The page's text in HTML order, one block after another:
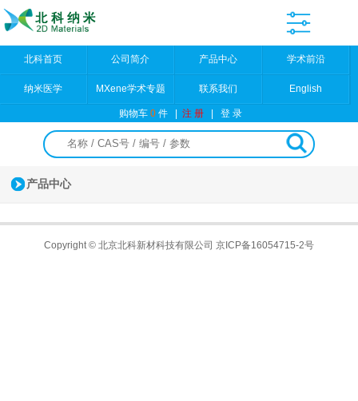
北科首页 公司简介 产品中心 学术前沿
纳米医学 MXene学术专题 联系我们 English
购物车0件 |注 册 |登 录
产品中心
Copyright © 北京北科新材科技有限公司 京ICP备16054715-2号